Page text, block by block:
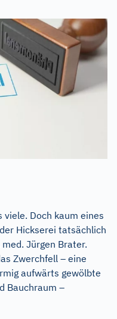
viele. Doch kaum eines
Hickserei tatsächlich
Jürgen Brater.
Zwerchfell – eine
aufwärts gewölbte
Bauchraum –